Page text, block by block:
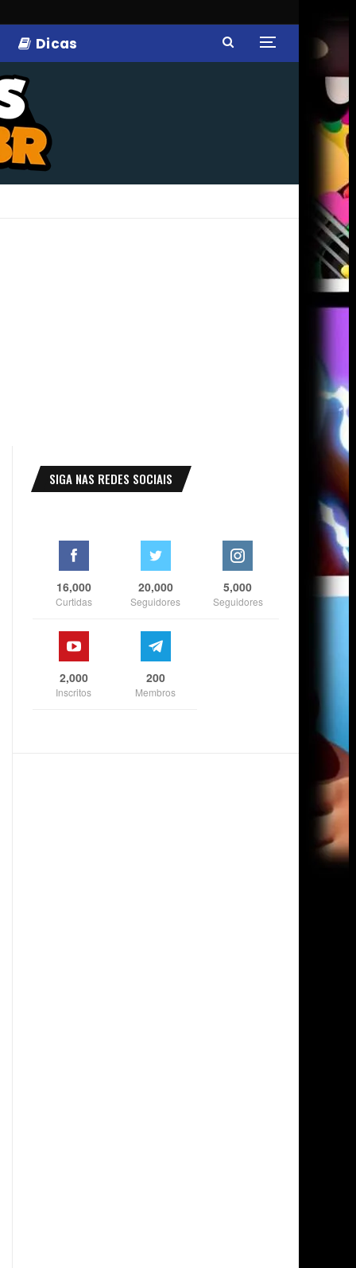
Dicas
SIGA NAS REDES SOCIAIS
16,000
Curtidas
20,000
Seguidores
5,000
Seguidores
2,000
Inscritos
200
Membros